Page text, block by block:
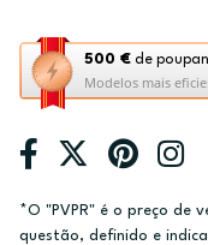
500 € de
Modelos mais
Esta
ação
abre
a
ferramenta
de
poupança
*O "PVPR" é o preço de
questão, definido e